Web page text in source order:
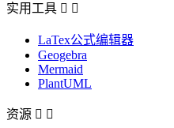
实用工具  
LaTex公式编辑器
Geogebra
Mermaid
PlantUML
资源  